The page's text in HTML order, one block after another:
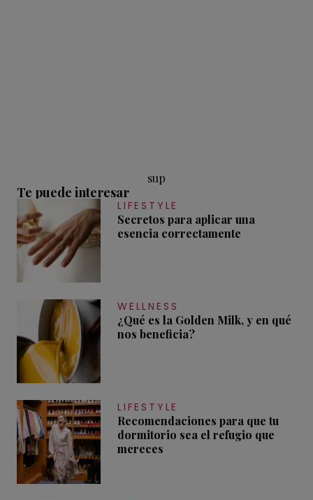
sup
Te puede interesar
LIFESTYLE
Secretos para aplicar una
esencia correctamente
WELLNESS
¿Qué es la Golden Milk, y en qué
nos beneficia?
LIFESTYLE
Recomendaciones para que tu
dormitorio sea el refugio que
mereces